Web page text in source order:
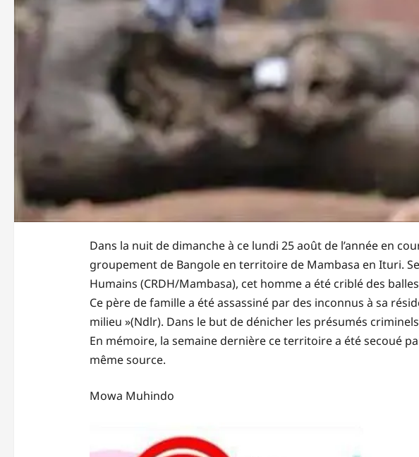
Dans la nuit de dimanche à ce lundi 25 août de l’année en
groupement de Bangole en territoire de Mambasa en Ituri.
Humains (CRDH/Mambasa), cet homme a été criblé des
Ce père de famille a été assassiné par des inconnus à sa
milieu »(Ndlr). Dans le but de dénicher les présumés
En mémoire, la semaine dernière ce territoire a été secoué
même source.
Mowa Muhindo